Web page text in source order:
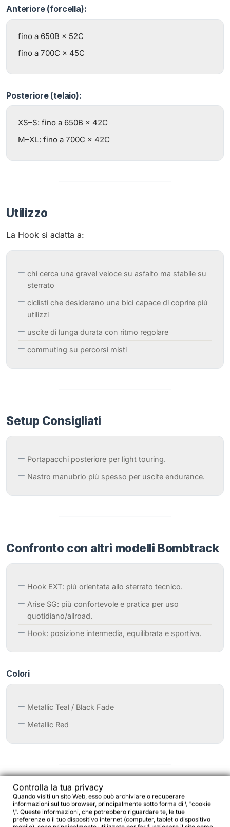
Anteriore (forcella):
fino a 650B × 52C
fino a 700C × 45C
Posteriore (telaio):
XS–S: fino a 650B × 42C
M–XL: fino a 700C × 42C
Utilizzo
La Hook si adatta a:
chi cerca una gravel veloce su asfalto ma stabile su
sterrato
ciclisti che desiderano una bici capace di coprire più
utilizzi
uscite di lunga durata con ritmo regolare
commuting su percorsi misti
Setup Consigliati
Portapacchi posteriore per light touring.
Nastro manubrio più spesso per uscite endurance.
Confronto con altri modelli Bombtrack
Hook EXT: più orientata allo sterrato tecnico.
Arise SG: più confortevole e pratica per uso
quotidiano/allroad.
Hook: posizione intermedia, equilibrata e sportiva.
Colori
Metallic Teal / Black Fade
Metallic Red
Guida Taglie
Controlla la tua privacy
Quando visiti un sito Web, esso può archiviare o recuperare
informazioni sul tuo browser, principalmente sotto forma di \ "cookie
\". Queste informazioni, che potrebbero riguardare te, le tue
preferenze o il tuo dispositivo internet (computer, tablet o dispositivo